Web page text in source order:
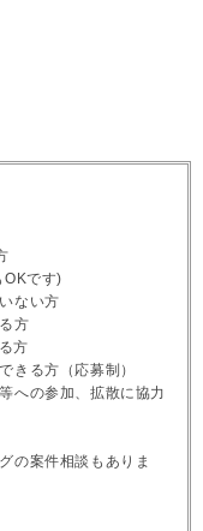
OKです)
ない方
方
方
きる方（応募制）
への参加、拡散に協力
の案件相談もありま